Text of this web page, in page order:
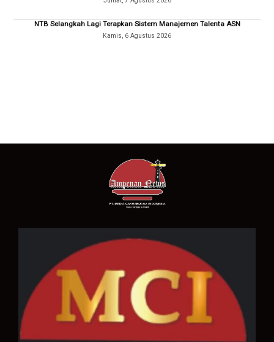
NTB Selangkah Lagi Terapkan Sistem Manajemen Talenta ASN
Kamis, 6 Agustus 2026